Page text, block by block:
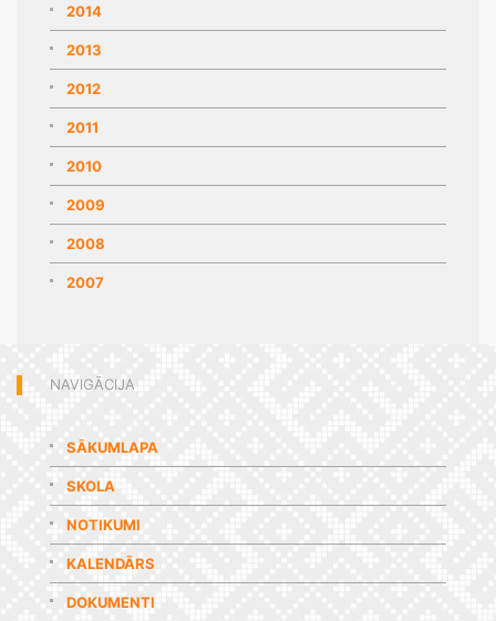
2014
2013
2012
2011
2010
2009
2008
2007
NAVIGĀCIJA
SĀKUMLAPA
SKOLA
NOTIKUMI
KALENDĀRS
DOKUMENTI